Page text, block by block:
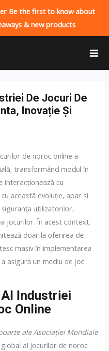
Be the first to know about
& new products
De Jocuri De
Inovație Și
de noroc online a
transformând modul în
interacționează cu
această evoluție, apar și
utilizatorilor,
jocurilor. În acest context,
doar la oferirea de
masiv în implementarea
asigura un mediu de joc
Industriei
Online
ale Asociației Mondiale
al jocurilor de noroc